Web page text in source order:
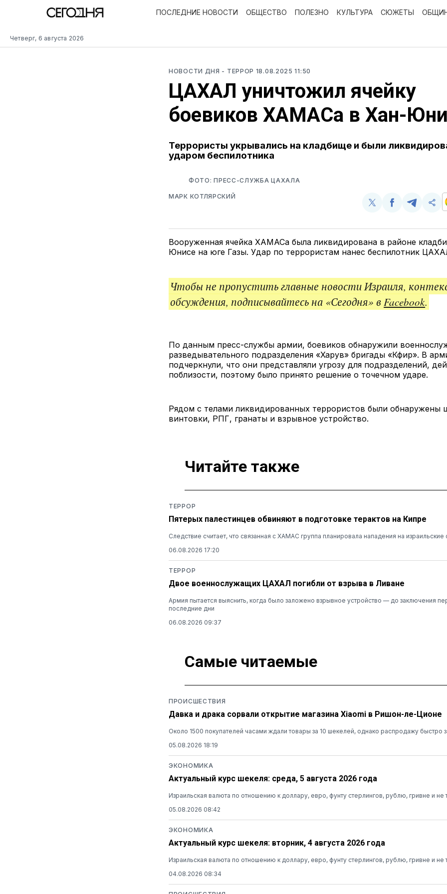
Четверг, 6 августа 2026
ПОСЛЕДНИЕ НОВОСТИ ОБЩЕСТВО ПОЛЕЗНО КУЛЬТУРА СЮЖЕТЫ
НОВОСТИ ДНЯ - ТЕРРОР 18.08.2025 11:50
ЦАХАЛ уничтожил ячейку
боевиков ХАМАСа в Хан-
Террористы укрывались на кладбище и были
ударом беспилотника
ФОТО: ПРЕСС-СЛУЖБА ЦАХАЛА
МАРК КОТЛЯРСКИЙ
Поделиться
Twitter
Поделиться
FacebookTelegram
Вооруженная ячейка ХАМАСа была ликвидирована в районе
Юнисе на юге Газы. Удар по террористам нанес беспилотник
Чтобы не пропустить главные новости Израиля,
обсуждения, подписывайтесь на «Сегодня» вFacebook.
По данным пресс-службы армии, боевиков обнаружили
разведывательного подразделения «Харув» бригады «Кфир». В
подчеркнули, что они представляли угрозу для подразделений,
поблизости, поэтому было принято решение о точечном ударе.
Рядом с телами ликвидированных террористов были обнаружены
винтовки, РПГ, гранаты и взрывное устройство.
Читайте также
ТЕРРОР
Пятерых палестинцев обвиняют в подготовке терактов на Кипре
Следствие считает, что связанная с ХАМАС группа планировала нападения на израильские
06.08.2026 17:20
ТЕРРОР
Двое военнослужащих ЦАХАЛ погибли от взрыва в Ливане
Армия пытается выяснить, когда было заложено взрывное устройство — до заключения
последние дни
06.08.2026 09:37
Самые читаемые
ПРОИСШЕСТВИЯ
Давка и драка сорвали открытие магазина Xiaomi в Ришон-ле-Ционе
Около 1500 покупателей часами ждали товары за 10 шекелей, однако распродажу быстро
05.08.2026 18:19
ЭКОНОМИКА
Актуальный курс шекеля: среда, 5 августа 2026 года
Израильская валюта по отношению к доллару, евро, фунту стерлингов, рублю, гривне и не
05.08.2026 08:42
ЭКОНОМИКА
Актуальный курс шекеля: вторник, 4 августа 2026 года
Израильская валюта по отношению к доллару, евро, фунту стерлингов, рублю, гривне и не
04.08.2026 08:34